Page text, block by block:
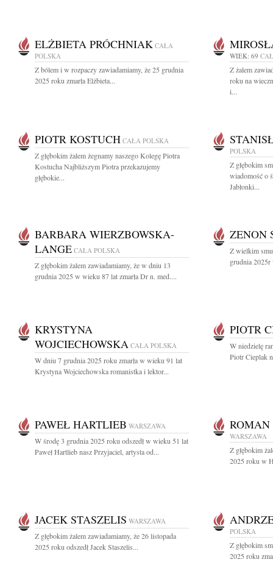
ELŻBIETA PRÓCHNIAK CAŁA
POLSKA
Z bólem i w rozpaczy zawiadamiamy, że 25 grudnia
2025 roku zmarła Elżbieta...
WIEK: 69
Z żalem
roku na
i...
PIOTR KOSTUCH CAŁA POLSKA
Z głębokim żalem żegnamy naszego Kolegę Piotra
Kostucha Najbliższym Piotra przekazujemy
głębokie...
POLSKA
Z głębokim
wiadomość o
Jabłonki...
BARBARA WIERZBOWSKA-
LANGE CAŁA POLSKA
Z głębokim żalem zawiadamiamy, że w dniu 13
grudnia 2025 w wieku 87 lat zmarła Dr n. med....
ZENON
Z wielkim
grudnia 2025r
KRYSTYNA
WOJCIECHOWSKA CAŁA POLSKA
W dniu 7 grudnia 2025 roku zmarła w wieku 91 lat
Krystyna Wojciechowska romanistka i lektor...
PIOTR
W niedzielę
Piotr Cieplak
PAWEŁ HARTLIEB WARSZAWA
W środę 3 grudnia 2025 roku odszedł w wieku 51 lat
Paweł Hartlieb nasz Przyjaciel, artysta od...
WARSZAWA
Z głębokim
2025 roku w
JACEK STASZELIS WARSZAWA
Z głębokim żalem zawiadamiamy, że 26 listopada
2025 roku odszedł Jacek Staszelis...
POLSKA
Z głębokim
2025 roku